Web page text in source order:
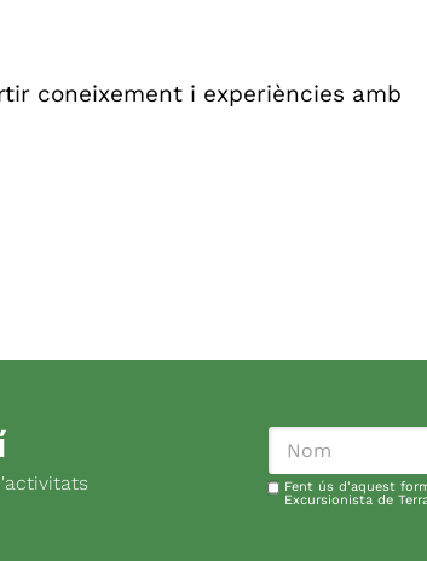
coneixement i experiències amb
Fent ús d'aquest
Excursionista de